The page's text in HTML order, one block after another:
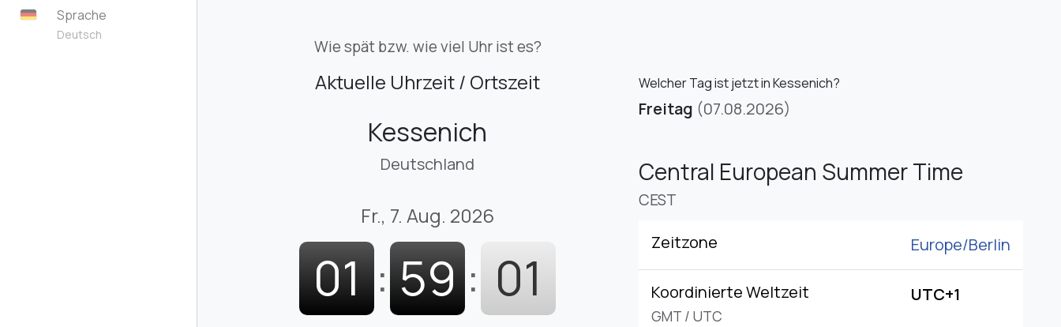
Sprache
Deutsch
Wie spät bzw. wie viel Uhr ist es?
Aktuelle Uhrzeit / Ortszeit
Kessenich
Deutschland
Fr., 7. Aug. 2026
01 : 59 : 02
Welcher Tag ist jetzt in Kessenich?
Freitag (07.08.2026)
Central European Summer Time
CEST
Zeitzone Europe/Berlin
Koordinierte Weltzeit
GMT / UTC
UTC+1